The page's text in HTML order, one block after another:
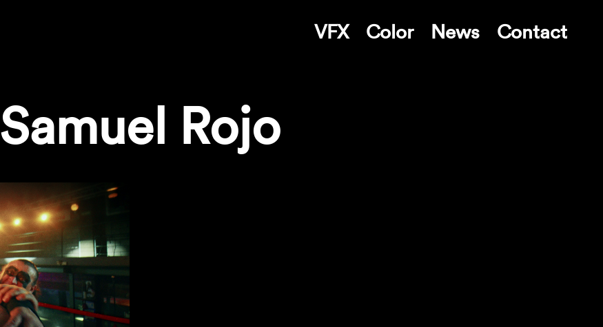
VFX Color News Contact
Samuel Rojo